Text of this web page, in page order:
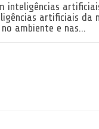
inteligências
artificiais da
ambiente e nas…